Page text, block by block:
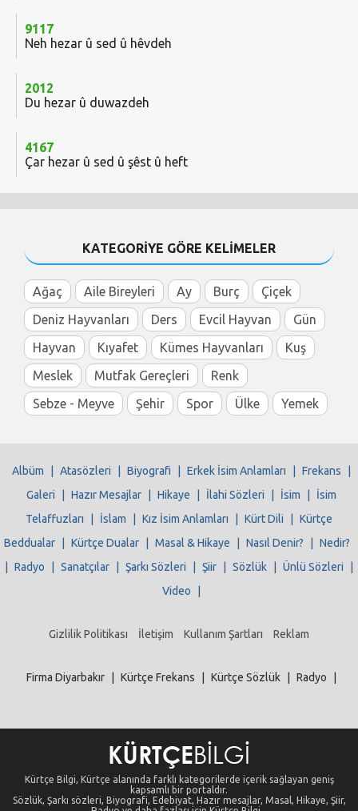
9117
Neh hezar û sed û hêvdeh
2012
Du hezar û duwazdeh
4167
Çar hezar û sed û şêst û heft
KATEGORİYE GÖRE KELİMELER
Ağaç Aile Bireyleri Ay Burç
Çiçek
Deniz Hayvanları
Ders Evcil Hayvan
Gün
Hayvan
Kıyafet Kümes Hayvanları
Kuş
Meslek
Mutfak Gereçleri
Renk
Sebze - Meyve
Şehir Spor Ülke Yemek
Albüm Atasözleri Biyografi Erkek İsim Anlamları Frekans
Galeri
Hazır Mesajlar Hikaye İlahi Sözleri İsim
İsim
Telaffuzları
İslam Kız İsim Anlamları Kürt Dili
Kürtçe
Beddualar
Kürtçe Dualar Masal & Hikaye Nasıl Denir?
Nedir?
Radyo Sanatçılar Şarkı Sözleri Şiir Sözlük Ünlü Sözleri
Video
Gizlilik Politikası İletişim Kullanım Şartları Reklam
Firma Diyarbakır Kürtçe Frekans Kürtçe Sözlük Radyo
Kürtçe Bilgi, Kürtçe alanında farklı kategorilerde içerik sağlayan geniş
kapsamlı bir portaldır.
Sözlük, Şarkı sözleri, Biyografi, Edebiyat, Hazır mesajlar, Masal, Hikaye, Şiir,